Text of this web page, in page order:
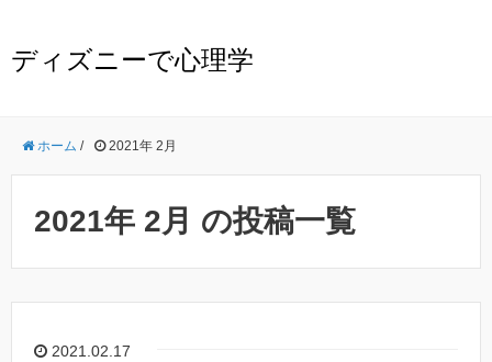
ディズニーで心理学
ホーム / 2021年 2月
2021年 2月 の投稿一覧
2021.02.17